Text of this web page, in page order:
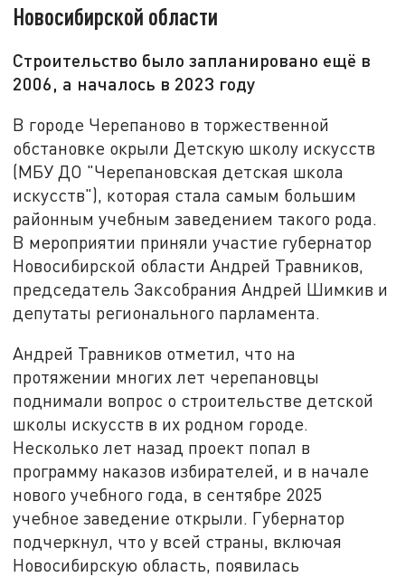
Новосибирской области
Строительство было запланировано ещё в
2006, а началось в 2023 году
В городе Черепаново в торжественной
обстановке окрыли Детскую школу искусств
(МБУ ДО "Черепановская детская школа
искусств"), которая стала самым большим
районным учебным заведением такого рода.
В мероприятии приняли участие губернатор
Новосибирской области Андрей Травников,
председатель Заксобрания Андрей Шимкив и
депутаты регионального парламента.
Андрей Травников отметил, что на
протяжении многих лет черепановцы
поднимали вопрос о строительстве детской
школы искусств в их родном городе.
Несколько лет назад проект попал в
программу наказов избирателей, и в начале
нового учебного года, в сентябре 2025
учебное заведение открыли. Губернатор
подчеркнул, что у всей страны, включая
Новосибирскую область, появилась